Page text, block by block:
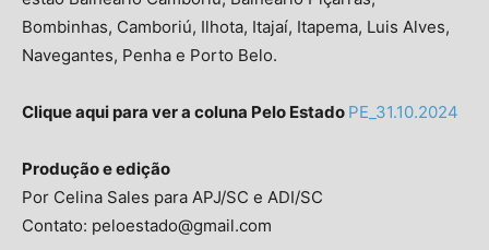
Bombinhas, Camboriú, Ilhota, Itajaí, Itapema, Luis Alves,
Navegantes, Penha e Porto Belo.
Clique aqui para ver a coluna Pelo Estado PE_31.10.2024
Produção e edição
Por Celina Sales para APJ/SC e ADI/SC
Contato: peloestado@gmail.com